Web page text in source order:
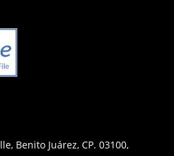
Benito Juárez, CP. 03100,